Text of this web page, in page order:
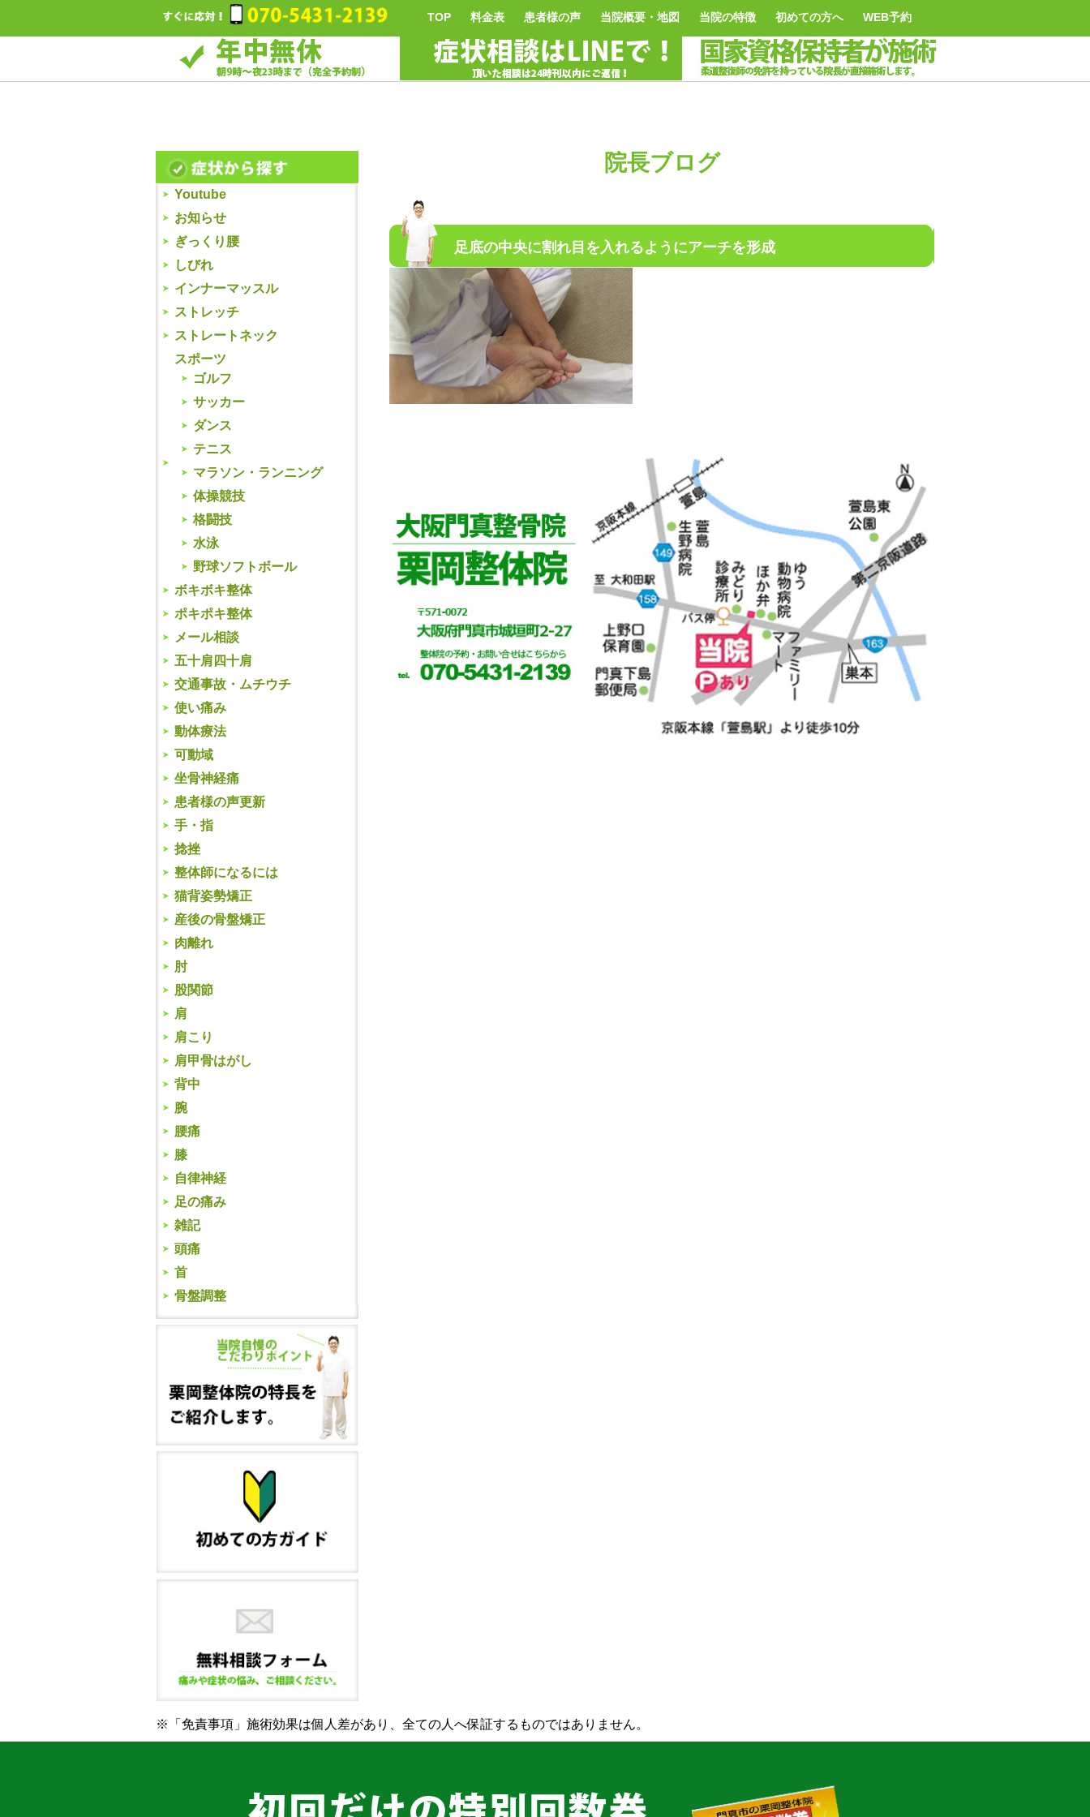
TOP 料金表 患者様の声 当院概要・地図 当院の特徴 初めての方へ WEB予約
Youtube
お知らせ
ぎっくり腰
しびれ
インナーマッスル
ストレッチ
ストレートネック
スポーツ
ゴルフ
サッカー
ダンス
テニス
マラソン・ランニング
体操競技
格闘技
水泳
野球ソフトボール
ボキボキ整体
ポキポキ整体
メール相談
五十肩四十肩
交通事故・ムチウチ
使い痛み
動体療法
可動域
坐骨神経痛
患者様の声更新
手・指
捻挫
整体師になるには
猫背姿勢矯正
産後の骨盤矯正
肉離れ
肘
股関節
肩
肩こり
肩甲骨はがし
背中
腕
腰痛
膝
自律神経
足の痛み
雑記
頭痛
首
骨盤調整
院長ブログ
足底の中央に割れ目を入れるようにアーチを形成
※「免責事項」施術効果は個人差があり、全ての人へ保証するものではありません。